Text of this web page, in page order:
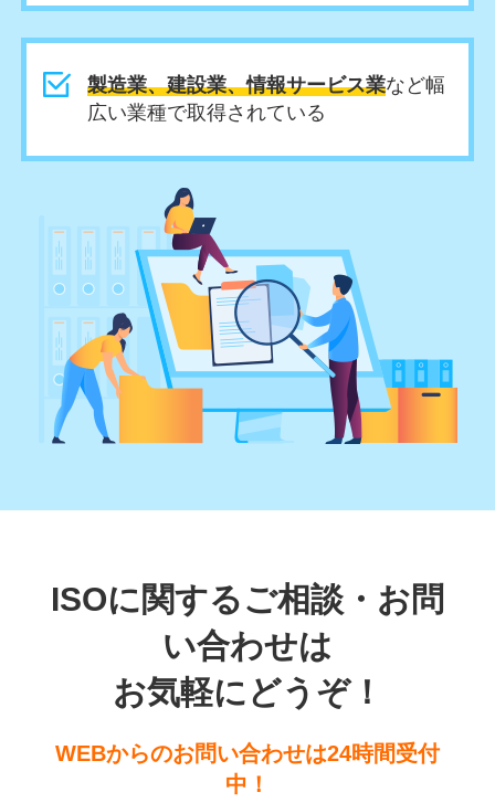
製造業、建設業、情報サービス業など幅
広い業種で取得されている
ISOに関するご相談・お問
い合わせは
お気軽にどうぞ！
WEBからのお問い合わせは24時間受付
中！